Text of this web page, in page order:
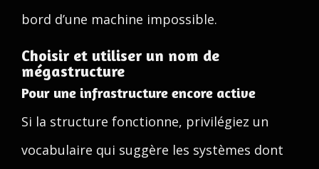
bord d’une machine impossible.
Choisir et utiliser un nom de
mégastructure
Pour une infrastructure encore active
Si la structure fonctionne, privilégiez un
vocabulaire qui suggère les systèmes dont